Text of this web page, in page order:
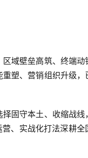
域壁垒高筑、终端动
塑、营销组织升级，
择固守本土、收缩战线
、实战化打法深耕全